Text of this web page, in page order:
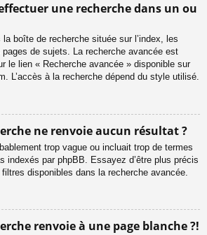
une recherche dans un ou
boîte de recherche située sur l’index, les
de sujets. La recherche avancée est
le lien « Recherche avancée » disponible sur
L’accès à la recherche dépend du style utilisé.
ne renvoie aucun résultat ?
trop vague ou incluait trop de termes
indexés par phpBB. Essayez d’être plus précis
disponibles dans la recherche avancée.
renvoie à une page blanche ?!